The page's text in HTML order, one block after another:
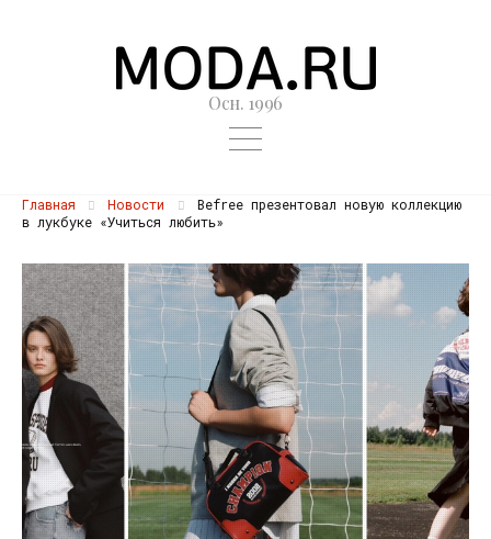
Осн. 1996
Главная Новости
Befree презентовал новую коллекцию
в лукбуке «Учиться любить»